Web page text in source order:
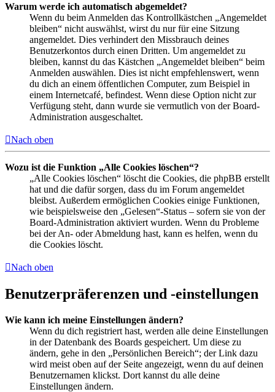
Warum werde ich automatisch abgemeldet?
Wenn du beim Anmelden das Kontrollkästchen „Angemeldet
bleiben“ nicht auswählst, wirst du nur für eine Sitzung
angemeldet. Dies verhindert den Missbrauch deines
Benutzerkontos durch einen Dritten. Um angemeldet zu
bleiben, kannst du das Kästchen „Angemeldet bleiben“ beim
Anmelden auswählen. Dies ist nicht empfehlenswert, wenn
du dich an einem öffentlichen Computer, zum Beispiel in
einem Internetcafé, befindest. Wenn diese Option nicht zur
Verfügung steht, dann wurde sie vermutlich von der Board-
Administration ausgeschaltet.
Nach oben
Wozu ist die Funktion „Alle Cookies löschen“?
„Alle Cookies löschen“ löscht die Cookies, die phpBB erstellt
hat und die dafür sorgen, dass du im Forum angemeldet
bleibst. Außerdem ermöglichen Cookies einige Funktionen,
wie beispielsweise den „Gelesen“-Status – sofern sie von der
Board-Administration aktiviert wurden. Wenn du Probleme
bei der An- oder Abmeldung hast, kann es helfen, wenn du
die Cookies löscht.
Nach oben
Benutzerpräferenzen und -einstellungen
Wie kann ich meine Einstellungen ändern?
Wenn du dich registriert hast, werden alle deine Einstellungen
in der Datenbank des Boards gespeichert. Um diese zu
ändern, gehe in den „Persönlichen Bereich“; der Link dazu
wird meist oben auf der Seite angezeigt, wenn du auf deinen
Benutzernamen klickst. Dort kannst du alle deine
Einstellungen ändern.